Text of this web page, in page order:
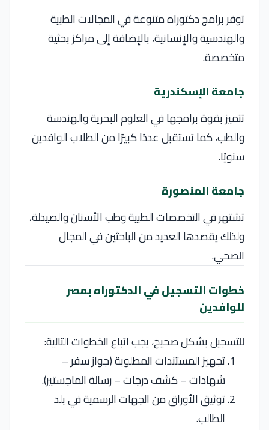
توفر برامج دكتوراه متنوعة في المجالات الطبية
والهندسية والإنسانية، بالإضافة إلى مراكز بحثية
متخصصة.
جامعة الإسكندرية
تتميز بقوة برامجها في العلوم البحرية والهندسة
والطب، كما تستقبل عددًا كبيرًا من الطلاب الوافدين
سنويًا.
جامعة المنصورة
تشتهر في التخصصات الطبية وطب الأسنان والصيدلة،
ولذلك يقصدها العديد من الباحثين في المجال
الصحي.
خطوات التسجيل في الدكتوراه بمصر
للوافدين
للتسجيل بشكل صحيح، يجب اتباع الخطوات التالية:
تجهيز المستندات المطلوبة (جواز سفر –
شهادات – كشف درجات – رسالة الماجستير).
توثيق الأوراق من الجهات الرسمية في بلد
الطالب.